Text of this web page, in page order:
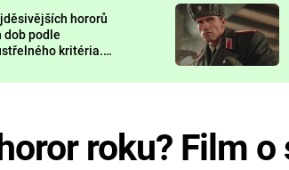
hororů
dob podle
kritéria.
zvednou tep?
roku? Film o